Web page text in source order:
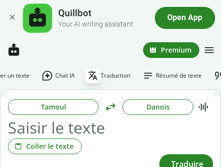
Quillbot
Your AI writing assistant
Open App
Premium
un texte Chat IA Traduction Résumé de texte
Tamoul Danois
Coller le texte
Traduire